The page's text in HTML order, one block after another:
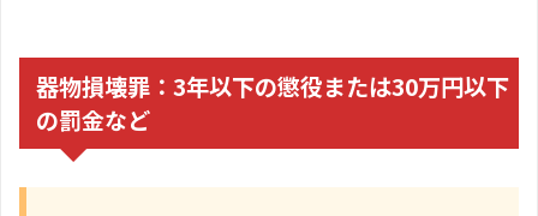
器物損壊罪：3年以下の懲役または30万円以下
の罰金など